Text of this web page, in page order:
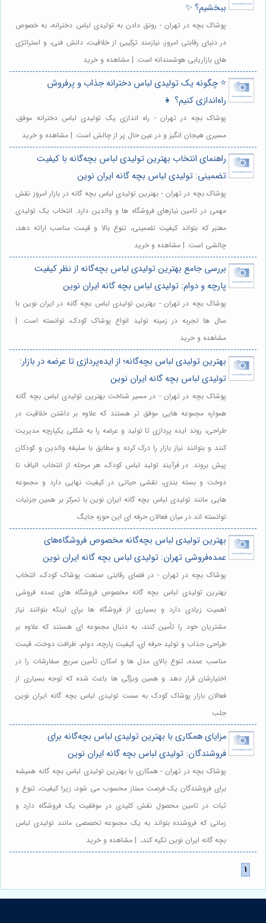
ببخشیم؟ ✨
پوشاک بچه در تهران - رونق دادن به تولیدی لباس دخترانه، به خصوص
در دنیای رقابتی امروز، نیازمند ترکیبی از خلاقیت، دانش فنی، و استراتژی
های بازاریابی هوشمندانه است. | مشاهده و خرید
⭐️ چگونه یک تولیدی لباس دخترانه جذاب و پرفروش
راه‌اندازی کنیم؟ 👧
پوشاک بچه در تهران - راه اندازی یک تولیدی لباس دخترانه موفق،
مسیری هیجان انگیز و در عین حال پر از چالش است. | مشاهده و خرید
راهنمای انتخاب بهترین تولیدی لباس بچه‌گانه با کیفیت
تضمینی: تولیدی لباس بچه گانه ایران نوین
پوشاک بچه در تهران - بهترین تولیدی لباس بچه گانه در بازار امروز نقش
مهمی در تامین نیازهای فروشگاه ها و والدین دارد. انتخاب یک تولیدی
معتبر که بتواند کیفیت تضمینی، تنوع بالا و قیمت مناسب ارائه دهد،
چالشی است. | مشاهده و خرید
بررسی جامع بهترین تولیدی لباس بچه‌گانه از نظر کیفیت
پارچه و دوام: تولیدی لباس بچه گانه ایران نوین
پوشاک بچه در تهران - بهترین تولیدی لباس بچه گانه در ایران نوین با
سال ها تجربه در زمینه تولید انواع پوشاک کودک، توانسته است. |
مشاهده و خرید
بهترین تولیدی لباس بچه‌گانه؛ از ایده‌پردازی تا عرضه در بازار:
تولیدی لباس بچه گانه ایران نوین
پوشاک بچه در تهران - در مسیر شناخت بهترین تولیدی لباس بچه گانه
همواره مجموعه هایی موفق تر هستند که علاوه بر داشتن خلاقیت در
طراحی، روند ایده پردازی تا تولید و عرضه را به شکلی یکپارچه مدیریت
کنند و بتوانند نیاز بازار را درک کرده و مطابق با سلیقه والدین و کودکان
پیش بروند. در فرآیند تولید لباس کودک، هر مرحله از انتخاب الیاف تا
دوخت و بسته بندی، نقشی حیاتی در کیفیت نهایی دارد و مجموعه
هایی مانند تولیدی لباس بچه گانه ایران نوین با تمرکز بر همین جزئیات
توانسته اند در میان فعالان حرفه ای این حوزه جایگ
بهترین تولیدی لباس بچه‌گانه مخصوص فروشگاه‌های
عمده‌فروشی تهران: تولیدی لباس بچه گانه ایران نوین
پوشاک بچه در تهران - در فضای رقابتی صنعت پوشاک کودک، انتخاب
بهترین تولیدی لباس بچه گانه مخصوص فروشگاه های عمده فروشی
اهمیت زیادی دارد و بسیاری از فروشگاه ها برای اینکه بتوانند نیاز
مشتریان خود را تأمین کنند، به دنبال مجموعه ای هستند که علاوه بر
طراحی جذاب و تولید حرفه ای، کیفیت پارچه، دوام، ظرافت دوخت، قیمت
مناسب عمده، تنوع بالای مدل ها و امکان تأمین سریع سفارشات را در
اختیارشان قرار دهد و همین ویژگی ها باعث شده که توجه بسیاری از
فعالان بازار پوشاک کودک به سمت تولیدی لباس بچه گانه ایران نوین
جلب
مزایای همکاری با بهترین تولیدی لباس بچه‌گانه برای
فروشندگان: تولیدی لباس بچه گانه ایران نوین
پوشاک بچه در تهران - همکاری با بهترین تولیدی لباس بچه گانه همیشه
برای فروشندگان یک فرصت ممتاز محسوب می شود، زیرا کیفیت، تنوع و
ثبات در تامین محصول نقش کلیدی در موفقیت یک فروشگاه دارد و
زمانی که فروشنده بتواند به یک مجموعه تخصصی مانند تولیدی لباس
بچه گانه ایران نوین تکیه کند،. | مشاهده و خرید